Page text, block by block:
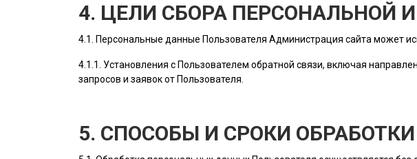
4. ЦЕЛИ СБОРА ПЕРСОНАЛЬНОЙ
4.1. Персональные данные Пользователя Администрация сайта может
4.1.1. Установления с Пользователем обратной связи, включая
запросов и заявок от Пользователя
5. СПОСОБЫ И СРОКИ